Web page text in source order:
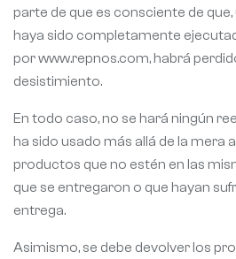
parte de que es consciente de
haya sido completamente
por www.repnos.com, habrá
desistimiento.
En todo caso, no se hará ningún
ha sido usado más allá de la mera
productos que no estén en las
que se entregaron o que hayan
entrega.
Asimismo, se debe devolver los